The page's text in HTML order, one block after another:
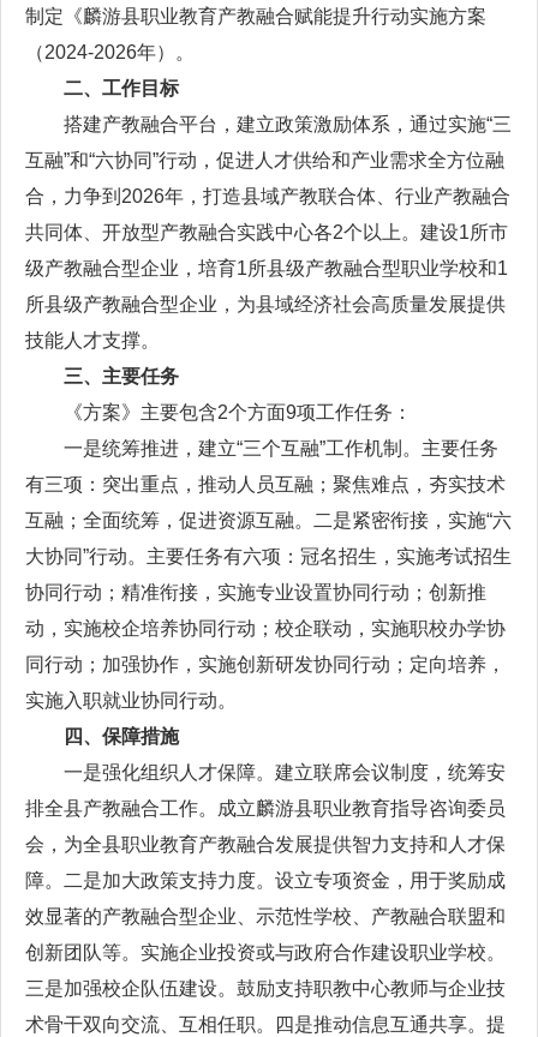
制定《麟游县职业教育产教融合赋能提升行动实施方案
（2024-2026年）。
二、工作目标
搭建产教融合平台，建立政策激励体系，通过实施“三
互融”和“六协同”行动，促进人才供给和产业需求全方位融
合，力争到2026年，打造县域产教联合体、行业产教融合
共同体、开放型产教融合实践中心各2个以上。建设1所市
级产教融合型企业，培育1所县级产教融合型职业学校和1
所县级产教融合型企业，为县域经济社会高质量发展提供
技能人才支撑。
三、主要任务
《方案》主要包含2个方面9项工作任务：
一是统筹推进，建立“三个互融”工作机制。主要任务
有三项：突出重点，推动人员互融；聚焦难点，夯实技术
互融；全面统筹，促进资源互融。二是紧密衔接，实施“六
大协同”行动。主要任务有六项：冠名招生，实施考试招生
协同行动；精准衔接，实施专业设置协同行动；创新推
动，实施校企培养协同行动；校企联动，实施职校办学协
同行动；加强协作，实施创新研发协同行动；定向培养，
实施入职就业协同行动。
四、保障措施
一是强化组织人才保障。建立联席会议制度，统筹安
排全县产教融合工作。成立麟游县职业教育指导咨询委员
会，为全县职业教育产教融合发展提供智力支持和人才保
障。二是加大政策支持力度。设立专项资金，用于奖励成
效显著的产教融合型企业、示范性学校、产教融合联盟和
创新团队等。实施企业投资或与政府合作建设职业学校。
三是加强校企队伍建设。鼓励支持职教中心教师与企业技
术骨干双向交流、互相任职。四是推动信息互通共享。提